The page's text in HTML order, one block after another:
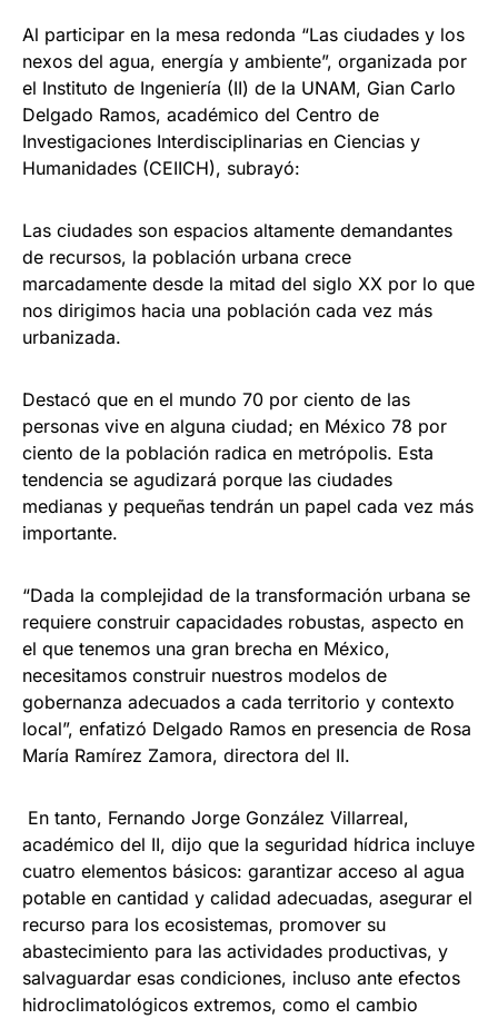
Al participar en la mesa redonda “Las ciudades y los
nexos del agua, energía y ambiente”, organizada por
el Instituto de Ingeniería (II) de la UNAM, Gian Carlo
Delgado Ramos, académico del Centro de
Investigaciones Interdisciplinarias en Ciencias y
Humanidades (CEIICH), subrayó:
Las ciudades son espacios altamente demandantes
de recursos, la población urbana crece
marcadamente desde la mitad del siglo XX por lo que
nos dirigimos hacia una población cada vez más
urbanizada.
Destacó que en el mundo 70 por ciento de las
personas vive en alguna ciudad; en México 78 por
ciento de la población radica en metrópolis. Esta
tendencia se agudizará porque las ciudades
medianas y pequeñas tendrán un papel cada vez más
importante.
“Dada la complejidad de la transformación urbana se
requiere construir capacidades robustas, aspecto en
el que tenemos una gran brecha en México,
necesitamos construir nuestros modelos de
gobernanza adecuados a cada territorio y contexto
local”, enfatizó Delgado Ramos en presencia de Rosa
María Ramírez Zamora, directora del II.
En tanto, Fernando Jorge González Villarreal,
académico del II, dijo que la seguridad hídrica incluye
cuatro elementos básicos: garantizar acceso al agua
potable en cantidad y calidad adecuadas, asegurar el
recurso para los ecosistemas, promover su
abastecimiento para las actividades productivas, y
salvaguardar esas condiciones, incluso ante efectos
hidroclimatológicos extremos, como el cambio